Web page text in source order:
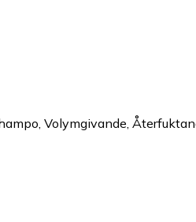
Volymgivande,